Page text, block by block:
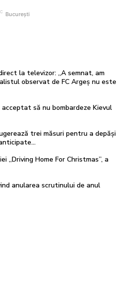
C București
la televizor: „A semnat, am
observat de FC Argeș nu este
să nu bombardeze Kievul
trei măsuri pentru a depăși
„Driving Home For Christmas”, a
anularea scrutinului de anul